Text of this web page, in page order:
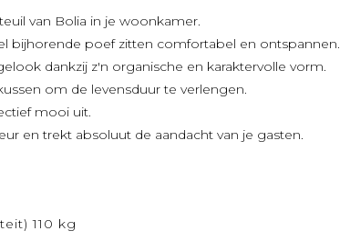
van Bolia in je woonkamer.
bijhorende poef zitten comfortabel en ontspannen.
dankzij z'n organische en karaktervolle vorm.
om de levensduur te verlengen.
mooi uit.
en trekt absoluut de aandacht van je gasten.
110 kg